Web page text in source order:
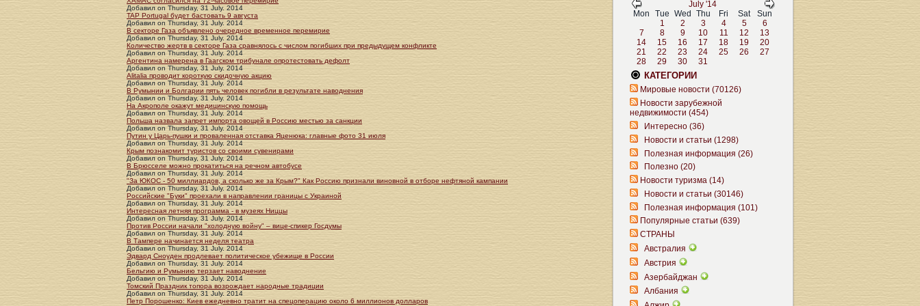
Добавил on Thursday, 31 July. 2014
TAP Portugal будет бастовать 9 августа
Добавил on Thursday, 31 July. 2014
В секторе Газа объявлено очередное временное перемирие
Добавил on Thursday, 31 July. 2014
Количество жертв в секторе Газа сравнялось с числом погибших при предыдущем конфликте
Добавил on Thursday, 31 July. 2014
Аргентина намерена в Гаагском трибунале опротестовать дефолт
Добавил on Thursday, 31 July. 2014
Alitalia проводит короткую скидочную акцию
Добавил on Thursday, 31 July. 2014
В Румынии и Болгарии пять человек погибли в результате наводнения
Добавил on Thursday, 31 July. 2014
На Акрополе окажут медицинскую помощь
Добавил on Thursday, 31 July. 2014
Польша назвала запрет импорта овощей в Россию местью за санкции
Добавил on Thursday, 31 July. 2014
Путин у Царь-пушки и проваленная отставка Яценюка: главные фото 31 июля
Добавил on Thursday, 31 July. 2014
Крым познакомит туристов со своими сувенирами
Добавил on Thursday, 31 July. 2014
В Брюсселе можно прокатиться на речном автобусе
Добавил on Thursday, 31 July. 2014
"За ЮКОС - 50 миллиардов, а сколько же за Крым?" Как Россию признали виновной в отборе нефтяной кампании
Добавил on Thursday, 31 July. 2014
Российские "Буки" проехали в направлении границы с Украиной
Добавил on Thursday, 31 July. 2014
Интересная летняя программа - в музеях Ниццы
Добавил on Thursday, 31 July. 2014
Против России начали "холодную войну" – вице-спикер Госдумы
Добавил on Thursday, 31 July. 2014
В Тампере начинается неделя театра
Добавил on Thursday, 31 July. 2014
Эдвард Сноуден продлевает политическое убежище в России
Добавил on Thursday, 31 July. 2014
Бельгию и Румынию терзает наводнение
Добавил on Thursday, 31 July. 2014
Томский Праздник топора возрождает народные традиции
Добавил on Thursday, 31 July. 2014
Петр Порошенко: Киев ежедневно тратит на спецоперацию около 6 миллионов долларов
July '14
Mon
Tue Wed Thu Fri Sat
Sun
1
2 3 4 5
6
7
8 9 10 11 12
13
14
15 16 17 18 19
20
21
22 23 24 25 26
27
28
29 30 31
КАТЕГОРИИ
Мировые новости (70126)
Новости зарубежной
недвижимости (454)
Интересно (36)
Новости и статьи (1298)
Полезная информация (26)
Полезно (20)
Новости туризма (14)
Новости и статьи (30146)
Полезная информация (101)
Популярные статьи (639)
СТРАНЫ
Австралия
Австрия
Азербайджан
Албания